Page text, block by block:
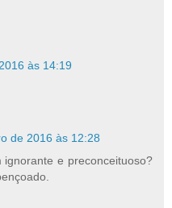
às 14:19
de 2016 às 12:28
e preconceituoso?